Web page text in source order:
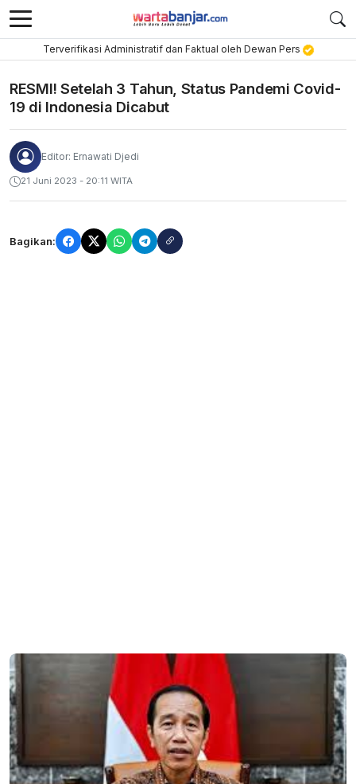
Terverifikasi Administratif dan Faktual oleh Dewan Pers
RESMI! Setelah 3 Tahun, Status Pandemi Covid-
19 di Indonesia Dicabut
Editor: Ernawati Djedi
21 Juni 2023 - 20:11 WITA
Bagikan: